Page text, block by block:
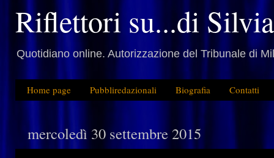
Riflettori su...di
Quotidiano online. Autorizzazione del Tribunale di
Home page Pubbliredazionali Biografia Contatti
mercoledì 30 settembre 2015